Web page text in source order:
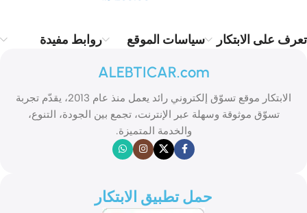
تعرف على الابتكار سياسات الموقع روابط مفيدة
ALEBTICAR.com
الابتكار موقع تسوّق إلكتروني رائد يعمل منذ عام 2013، يقدّم تجربة
تسوّق موثوقة وسهلة عبر الإنترنت، تجمع بين الجودة، التنوع،
والخدمة المتميزة.
حمل تطبيق الابتكار